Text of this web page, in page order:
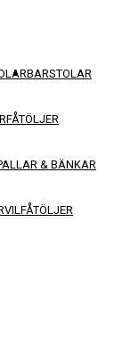
BARSTOLAR
FÅTÖLJER
& BÄNKAR
VILFÅTÖLJER